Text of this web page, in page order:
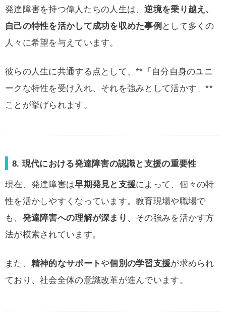
発達障害を持つ偉人たちの人生は、逆境を乗り越え、
自己の特性を活かして成功を収めた事例 として多くの
人々に希望を与えています。
彼らの人生に共通する点として、**「自分自身のユニ
ークな特性を受け入れ、それを強みとして活かす」**
ことが挙げられます。
8. 現代における発達障害の認識と支援の重要性
現在、発達障害は早期発見と支援によって、個々の特
性を活かしやすくなっています。教育現場や職場で
も、 発達障害への理解が深まり 、その強みを活かす方
法が模索されています。
また、 精神的なサポートや個別の学習支援が求められ
ており、社会全体の意識改革が進んでいます。